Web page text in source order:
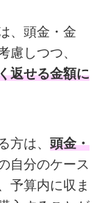
、 頭金・金
慮しつつ、
返せる金額に
方は、 頭金・
自分のケース
予算内に収ま